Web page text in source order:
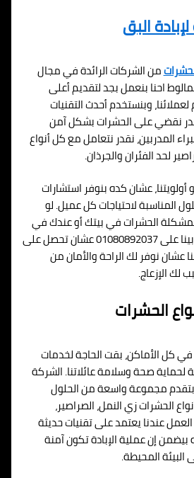
البق
من الشركات الرائدة في مجال
احنا بنعمل بجد لتقديم أعلى
وبنستخدم أحدث التقنيات
نقضي على الحشرات بشكل آمن
المدربين، نقدر نتعامل مع كل أنواع
لحد الفئران والجرذان.
أولويتنا، عشان كده بنوفر استشارات
المناسبة لاحتياجات كل عميل. لو
لمشكلة الحشرات في بيتك أو عندك في
الشغل، ماتترددش اتصل بينا على 01080892037 عشان تحصل على
عشان نوفر لك الراحة والأمان من
لك الإزعاج.
الحشرات
في كل الأماكن، بقت الحاجة لخدمات
صحة وسلامة عائلاتنا. الشركة
بتقدم مجموعة واسعة من الحلول
الحشرات زي النمل، الصراصير،
العمل عندنا يعتمد على تقنيات حديثة
بيضمن إن عملية الإبادة تكون آمنة
البيئة المحيطة.